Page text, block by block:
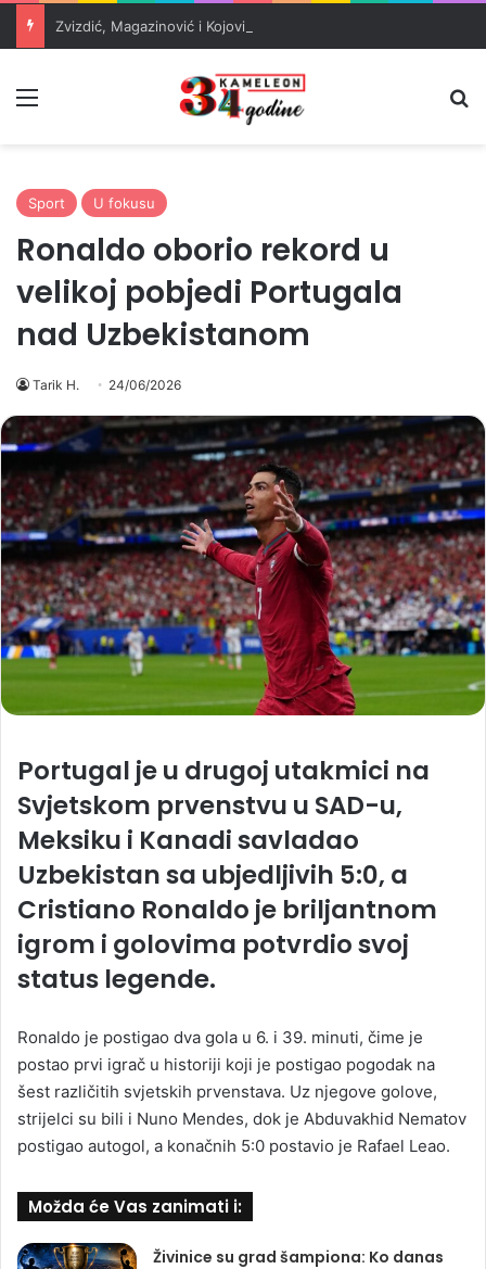
Sport U fokusu
Ronaldo oborio rekord u
velikoj pobjedi Portugala
nad Uzbekistanom
Tarik H. 24/06/2026
Portugal je u drugoj utakmici na
Svjetskom prvenstvu u SAD-u,
Meksiku i Kanadi savladao
Uzbekistan sa ubjedljivih 5:0, a
Cristiano Ronaldo je briljantnom
igrom i golovima potvrdio svoj
status legende.
Ronaldo je postigao dva gola u 6. i 39. minuti, čime je
postao prvi igrač u historiji koji je postigao pogodak na
šest različitih svjetskih prvenstava. Uz njegove golove,
strijelci su bili i Nuno Mendes, dok je Abduvakhid Nematov
postigao autogol, a konačnih 5:0 postavio je Rafael Leao.
Možda će Vas zanimati i:
Živinice su grad šampiona: Ko danas